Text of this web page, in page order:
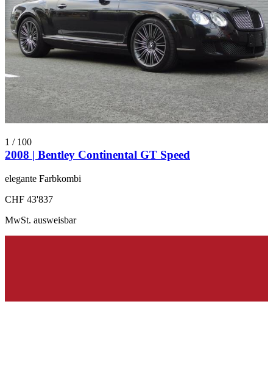
1 / 100
2008 | Bentley Continental GT Speed
elegante Farbkombi
CHF 43'837
MwSt. ausweisbar